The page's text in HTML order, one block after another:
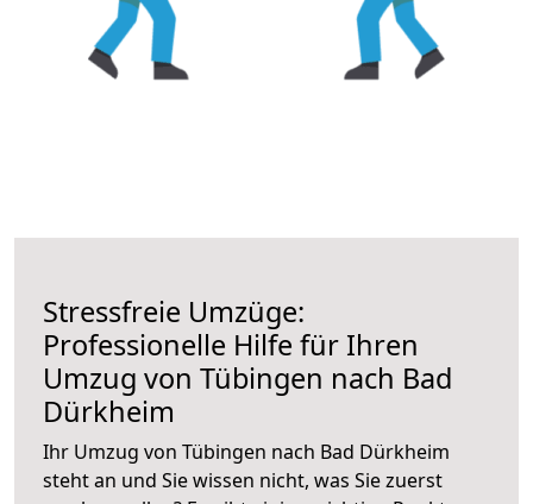
Stressfreie Umzüge:
Professionelle Hilfe für Ihren
Umzug von Tübingen nach Bad
Dürkheim
Ihr Umzug von Tübingen nach Bad Dürkheim
steht an und Sie wissen nicht, was Sie zuerst